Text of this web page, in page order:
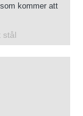
kommer att